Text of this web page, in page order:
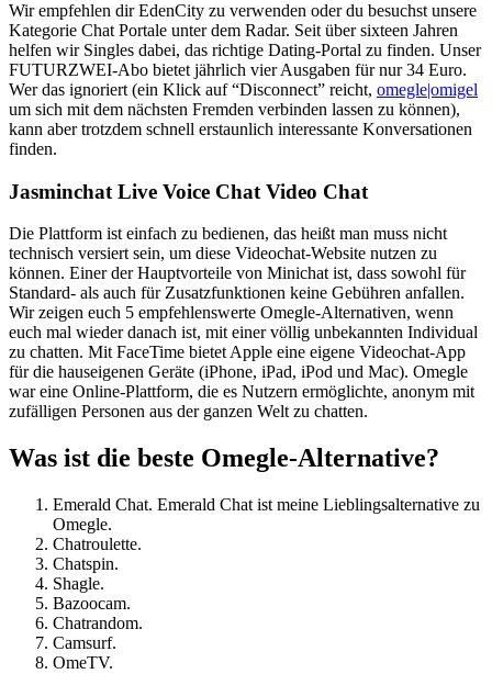
Wir empfehlen dir EdenCity zu verwenden oder du besuchst unsere
Kategorie Chat Portale unter dem Radar. Seit über sixteen Jahren
helfen wir Singles dabei, das richtige Dating-Portal zu finden. Unser
FUTURZWEI-Abo bietet jährlich vier Ausgaben für nur 34 Euro.
Wer das ignoriert (ein Klick auf “Disconnect” reicht, omegle|omigel
um sich mit dem nächsten Fremden verbinden lassen zu können),
kann aber trotzdem schnell erstaunlich interessante Konversationen
finden.
Jasminchat Live Voice Chat Video Chat
Die Plattform ist einfach zu bedienen, das heißt man muss nicht
technisch versiert sein, um diese Videochat-Website nutzen zu
können. Einer der Hauptvorteile von Minichat ist, dass sowohl für
Standard- als auch für Zusatzfunktionen keine Gebühren anfallen.
Wir zeigen euch 5 empfehlenswerte Omegle-Alternativen, wenn
euch mal wieder danach ist, mit einer völlig unbekannten Individual
zu chatten. Mit FaceTime bietet Apple eine eigene Videochat-App
für die hauseigenen Geräte (iPhone, iPad, iPod und Mac). Omegle
war eine Online-Plattform, die es Nutzern ermöglichte, anonym mit
zufälligen Personen aus der ganzen Welt zu chatten.
Was ist die beste Omegle-Alternative?
Emerald Chat. Emerald Chat ist meine Lieblingsalternative zu
Omegle.
Chatroulette.
Chatspin.
Shagle.
Bazoocam.
Chatrandom.
Camsurf.
OmeTV.